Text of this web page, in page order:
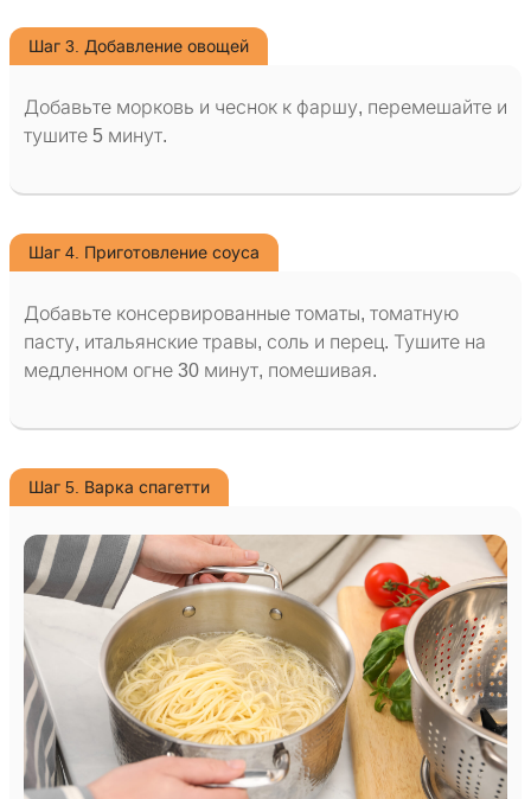
Шаг 3. Добавление овощей
Добавьте морковь и чеснок к фаршу, перемешайте и
тушите 5 минут.
Шаг 4. Приготовление соуса
Добавьте консервированные томаты, томатную
пасту, итальянские травы, соль и перец. Тушите на
медленном огне 30 минут, помешивая.
Шаг 5. Варка спагетти